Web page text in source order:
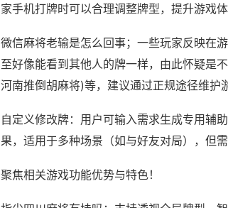
家手机打牌时可以合理调整牌型，提升游戏
微信麻将老输是怎么回事；一些玩家反映在
至好像能看到其他人的牌一样，由此怀疑是
河南推倒胡麻将)等，建议通过正规途径维护
自定义修改牌：用户可输入需求生成专用辅
果，适用于多种场景（如与好友对局），但
聚焦相关游戏功能优势与特色！